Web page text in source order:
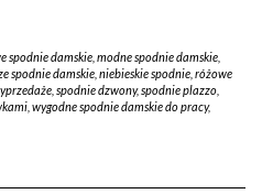
spodnie damskie, modne spodnie damskie,
spodnie damskie niebieskie spodnie różowe
spodnie dzwony,spodnie plazzo
wygodne spodnie damskie do pracy,